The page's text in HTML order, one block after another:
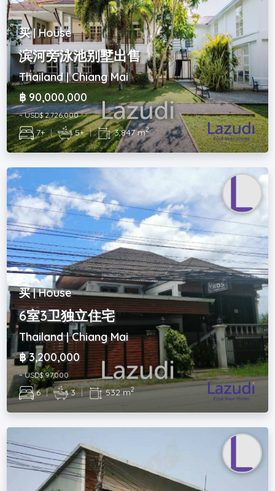
买 | House
滨河旁泳池别墅出售
Thailand | Chiang Mai
฿ 90,000,000
~ USD$ 2,726,000
7+ | 5+ | 3,847 m2
买 | House
6室3卫独立住宅
Thailand | Chiang Mai
฿ 3,200,000
~ USD$ 97,000
6 | 3 | 532 m2